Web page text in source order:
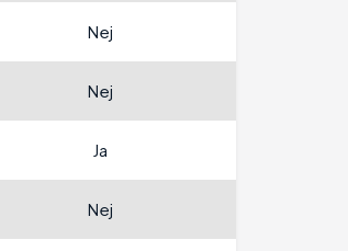
Nej
Nej
Ja
Nej